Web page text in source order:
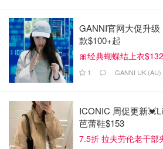
会被兔子啃，啃完开花很丑，不适合
各家价格不一，不挑的话，感觉
性价比了，上周已经上架了，遇见了
GANNI官网大促升
款$100+起
🎀经典蝴蝶结上衣$132
1 GANNI UK (AU)
ICONIC 周促更新
芭蕾鞋$153
7.5折 拉夫劳伦老干部